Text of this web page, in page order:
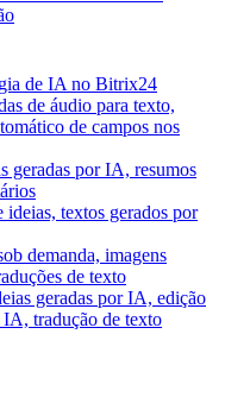
de IA no Bitrix24
de áudio para texto,
de campos nos
geradas por IA, resumos
textos gerados por
demanda, imagens
de texto
geradas por IA, edição
IA, tradução de texto